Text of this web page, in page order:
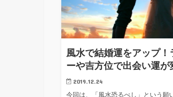
風水で結婚運をアップ！
ーや吉方位で出会い運が
2019.12.24
今回は、「風水恐るべし」という願